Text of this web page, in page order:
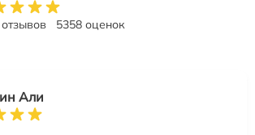
5358 оценок
Али